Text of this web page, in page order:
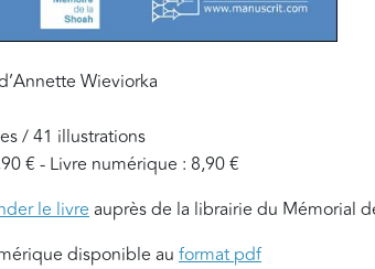
Wieviorka
/ 41 illustrations
€ - Livre numérique : 8,90 €
le livre auprès de la librairie du Mémorial
disponible au format pdf